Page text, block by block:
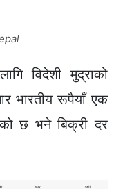
विदेशी मुद्राको
भारतीय रूपैयाँ एक
छ भने बिक्री दर